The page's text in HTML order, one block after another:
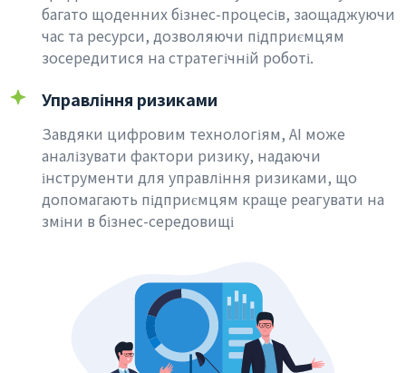
багато щоденних бізнес-процесів, заощаджуючи
час та ресурси, дозволяючи підприємцям
зосередитися на стратегічній роботі.
Управління ризиками
Завдяки цифровим технологіям, AI може
аналізувати фактори ризику, надаючи
інструменти для управління ризиками, що
допомагають підприємцям краще реагувати на
зміни в бізнес-середовищі